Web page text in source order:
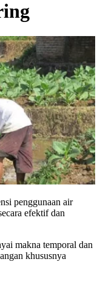
penggunaan air
efektif dan
makna temporal dan
khususnya